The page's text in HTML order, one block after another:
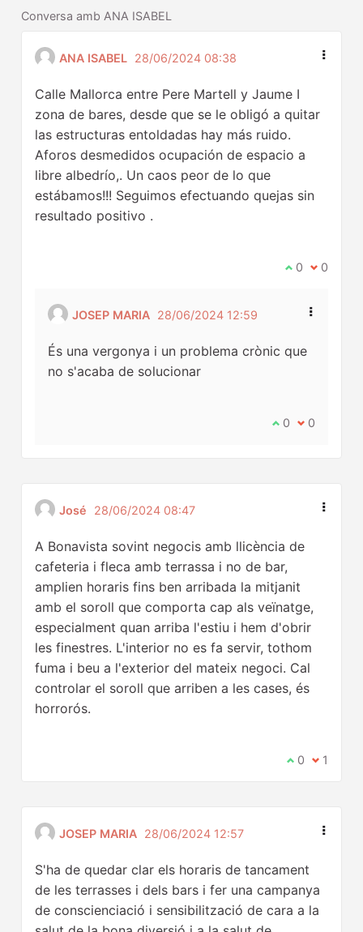
Conversa amb ANA ISABEL
ANA ISABEL 28/06/2024 08:38
Calle Mallorca entre Pere Martell y Jaume I
zona de bares, desde que se le obligó a quitar
las estructuras entoldadas hay más ruido.
Aforos desmedidos ocupación de espacio a
libre albedrío,. Un caos peor de lo que
estábamos!!! Seguimos efectuando quejas sin
resultado positivo .
Estic d'acord
0 No estic
0
JOSEP MARIA 28/06/2024 12:59
És una vergonya i un problema crònic que
no s'acaba de solucionar
Estic d'acord
0 No estic
0
José 28/06/2024 08:47
A Bonavista sovint negocis amb llicència de
cafeteria i fleca amb terrassa i no de bar,
amplien horaris fins ben arribada la mitjanit
amb el soroll que comporta cap als veïnatge,
especialment quan arriba l'estiu i hem d'obrir
les finestres. L'interior no es fa servir, tothom
fuma i beu a l'exterior del mateix negoci. Cal
controlar el soroll que arriben a les cases, és
horrorós.
Estic d'acord
0 No estic
1
JOSEP MARIA 28/06/2024 12:57
S'ha de quedar clar els horaris de tancament
de les terrasses i dels bars i fer una campanya
de conscienciació i sensibilització de cara a la